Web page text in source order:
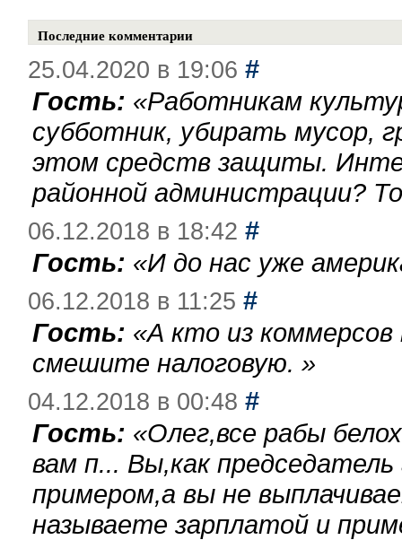
Последние комментарии
25.04.2020 в 19:06 #
Гость: «Работникам
субботник, убирать мусор,
этом средств защиты.
районной администрации?
06.12.2018 в 18:42 #
Гость: «И до нас уже
06.12.2018 в 11:25 #
Гость: «А кто из
смешите налоговую. »
04.12.2018 в 00:48 #
Гость: «Олег,все рабы
вам п... Вы,как
примером,а вы не
называете зарплатой и